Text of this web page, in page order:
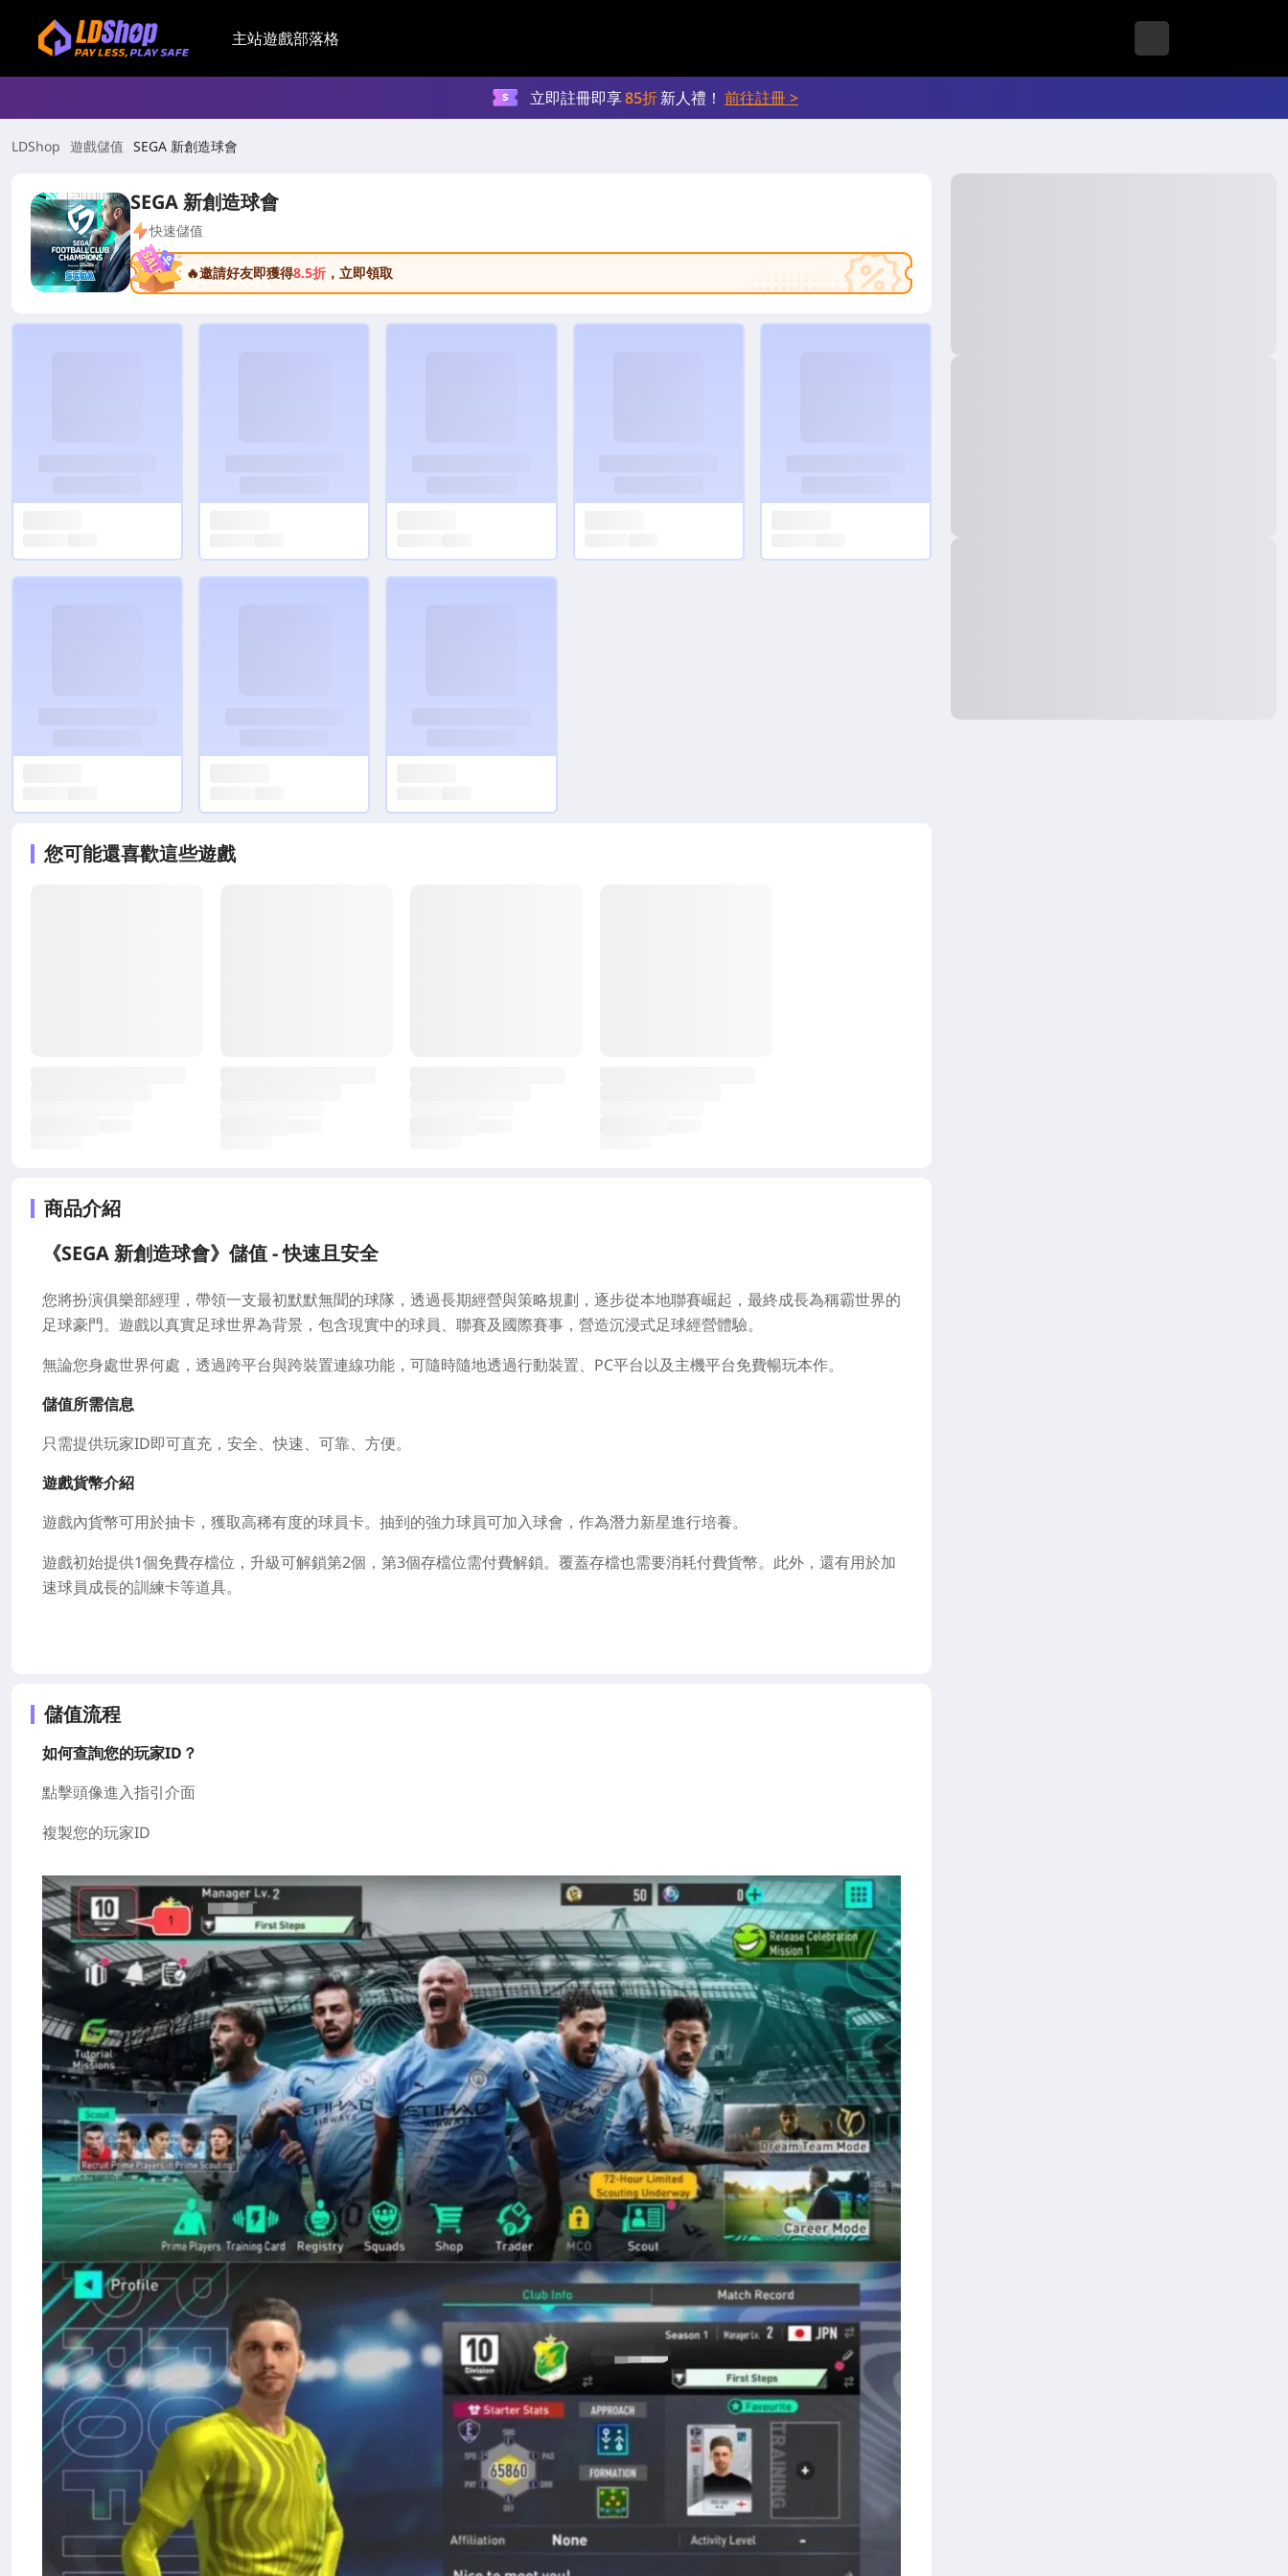
主站遊戲部落格
立即註冊即享85折新人禮！ 前往註冊 >
LDShop 遊戲儲值 SEGA 新創造球會
SEGA 新創造球會
快速儲值
🔥邀請好友即獲得8.5折 ，立即領取
您可能還喜歡這些遊戲
商品介紹
《SEGA 新創造球會》儲值 - 快速且安全
您將扮演俱樂部經理，帶領一支最初默默無聞的球隊，透過長期經營與策略規劃，逐步從本地聯賽崛起，最終成長為稱霸世界的
足球豪門。遊戲以真實足球世界為背景，包含現實中的球員、聯賽及國際賽事，營造沉浸式足球經營體驗。
無論您身處世界何處，透過跨平台與跨裝置連線功能，可隨時隨地透過行動裝置、PC平台以及主機平台免費暢玩本作。
儲值所需信息
只需提供玩家ID即可直充，安全、快速、可靠、方便。
遊戲貨幣介紹
遊戲內貨幣可用於抽卡，獲取高稀有度的球員卡。抽到的強力球員可加入球會，作為潛力新星進行培養。
遊戲初始提供1個免費存檔位，升級可解鎖第2個，第3個存檔位需付費解鎖。覆蓋存檔也需要消耗付費貨幣。此外，還有用於加
速球員成長的訓練卡等道具。
儲值流程
如何查詢您的玩家ID？
點擊頭像進入指引介面
複製您的玩家ID